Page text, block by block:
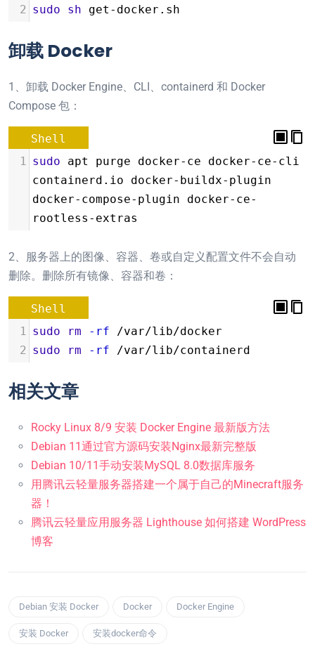
2 sudo sh get-docker.sh
卸载 Docker
1、卸载 Docker Engine、CLI、containerd 和 Docker
Compose 包：
Shell
1
sudo apt purge docker-ce docker-ce-cli
containerd.io docker-buildx-plugin
docker-compose-plugin docker-ce-
rootless-extras
2、服务器上的图像、容器、卷或自定义配置文件不会自动
删除。删除所有镜像、容器和卷：
Shell
1
sudo rm -rf /var/lib/docker
2 sudo rm -rf /var/lib/containerd
相关文章
Rocky Linux 8/9 安装 Docker Engine 最新版方法
Debian 11通过官方源码安装Nginx最新完整版
Debian 10/11手动安装MySQL 8.0数据库服务
用腾讯云轻量服务器搭建一个属于自己的Minecraft服务
器！
腾讯云轻量应用服务器 Lighthouse 如何搭建 WordPress
博客
Debian 安装 Docker Docker Docker Engine
安装 Docker 安装docker命令